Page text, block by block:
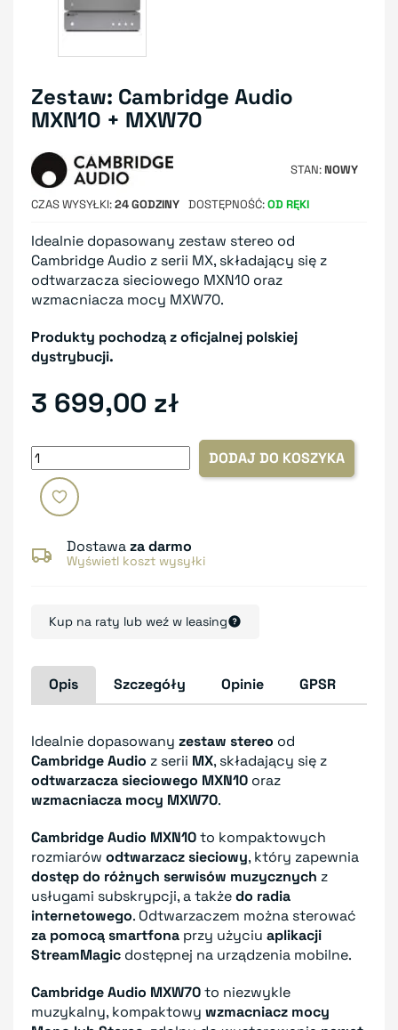
Zestaw: Cambridge Audio
MXN10 + MXW70
STAN NOWY
CZAS WYSYŁKI 24 GODZINY DOSTĘPNOŚĆ OD RĘKI
Idealnie dopasowany zestaw stereo od
Cambridge Audio z serii MX, składający się z
odtwarzacza sieciowego MXN10 oraz
wzmacniacza mocy MXW70.
Produkty pochodzą z oficjalnej polskiej
dystrybucji.
3 699,00 zł
DODAJ DO KOSZYKA
Dostawaza darmo
Wyświetl koszt wysyłki
Kup na raty lub weź w leasing
Opis Szczegóły Opinie GPSR
Idealnie dopasowany zestaw stereo od
Cambridge Audio z serii MX, składający się z
odtwarzacza sieciowego MXN10 oraz
wzmacniacza mocy MXW70.
Cambridge Audio MXN10to kompaktowych
rozmiarów odtwarzacz sieciowy, który zapewnia
dostęp do różnych serwisów muzycznych z
usługami subskrypcji, a takżedo radia
internetowego. Odtwarzaczem można sterować
za pomocą smartfona przy użyciu aplikacji
StreamMagic dostępnej na urządzenia mobilne.
Cambridge Audio MXW70to niezwykle
muzykalny, kompaktowy wzmacniacz mocy